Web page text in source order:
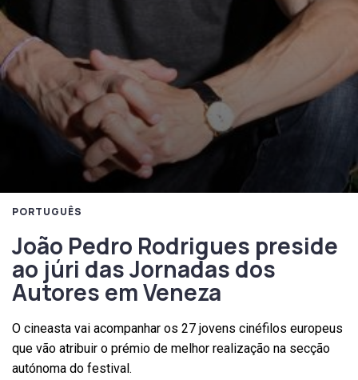
PORTUGUÊS
João Pedro Rodrigues preside
ao júri das Jornadas dos
Autores em Veneza
O cineasta vai acompanhar os 27 jovens cinéfilos europeus
que vão atribuir o prémio de melhor realização na secção
autónoma do festival.